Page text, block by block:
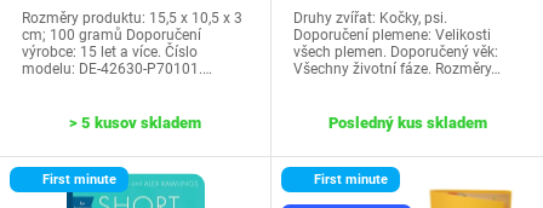
Rozměry produktu: 15,5 x 10,5 x 3
cm; 100 gramů Doporučení
výrobce: 15 let a více. Číslo
modelu: DE-42630-P70101.…
> 5 kusov skladem
Druhy zvířat: Kočky, psi.
Doporučení plemene: Velikosti
všech plemen. Doporučený věk:
Všechny životní fáze. Rozměry…
Posledný kus skladem
First minute First minute